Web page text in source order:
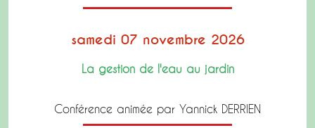
samedi 07 novembre 2026
La gestion de l'eau au jardin
Conférence animée par Yannick DERRIEN